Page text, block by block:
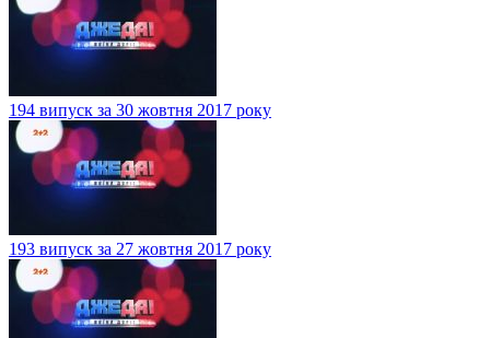
194 випуск за 30 жовтня 2017 року
193 випуск за 27 жовтня 2017 року